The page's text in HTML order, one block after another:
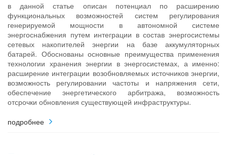
в данной статье описан потенциал по расширению
функциональных возможностей систем регулирования
генерируемой мощности в автономной системе
энергоснабжения путем интеграции в состав энергосистемы
сетевых накопителей энергии на базе аккумуляторных
батарей. Обоснованы основные преимущества применения
технологии хранения энергии в энергосистемах, а именно:
расширение интеграции возобновляемых источников энергии,
возможность регулировании частоты и напряжения сети,
обеспечение энергетического арбитража, возможность
отсрочки обновления существующей инфраструктуры.
подробнее